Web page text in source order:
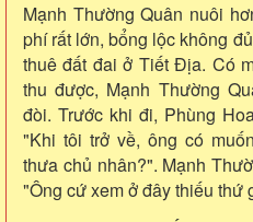
Mạnh Thường Quân nuôi
phí rất lớn, bổng lộc không
thuê đất đai ở Tiết Địa. Có
thu được, Mạnh Thường
đòi. Trước khi đi, Phùng
"Khi tôi trở về, ông có
thưa chủ nhân?". Mạnh
"Ông cứ xem ở đây thiếu thứ